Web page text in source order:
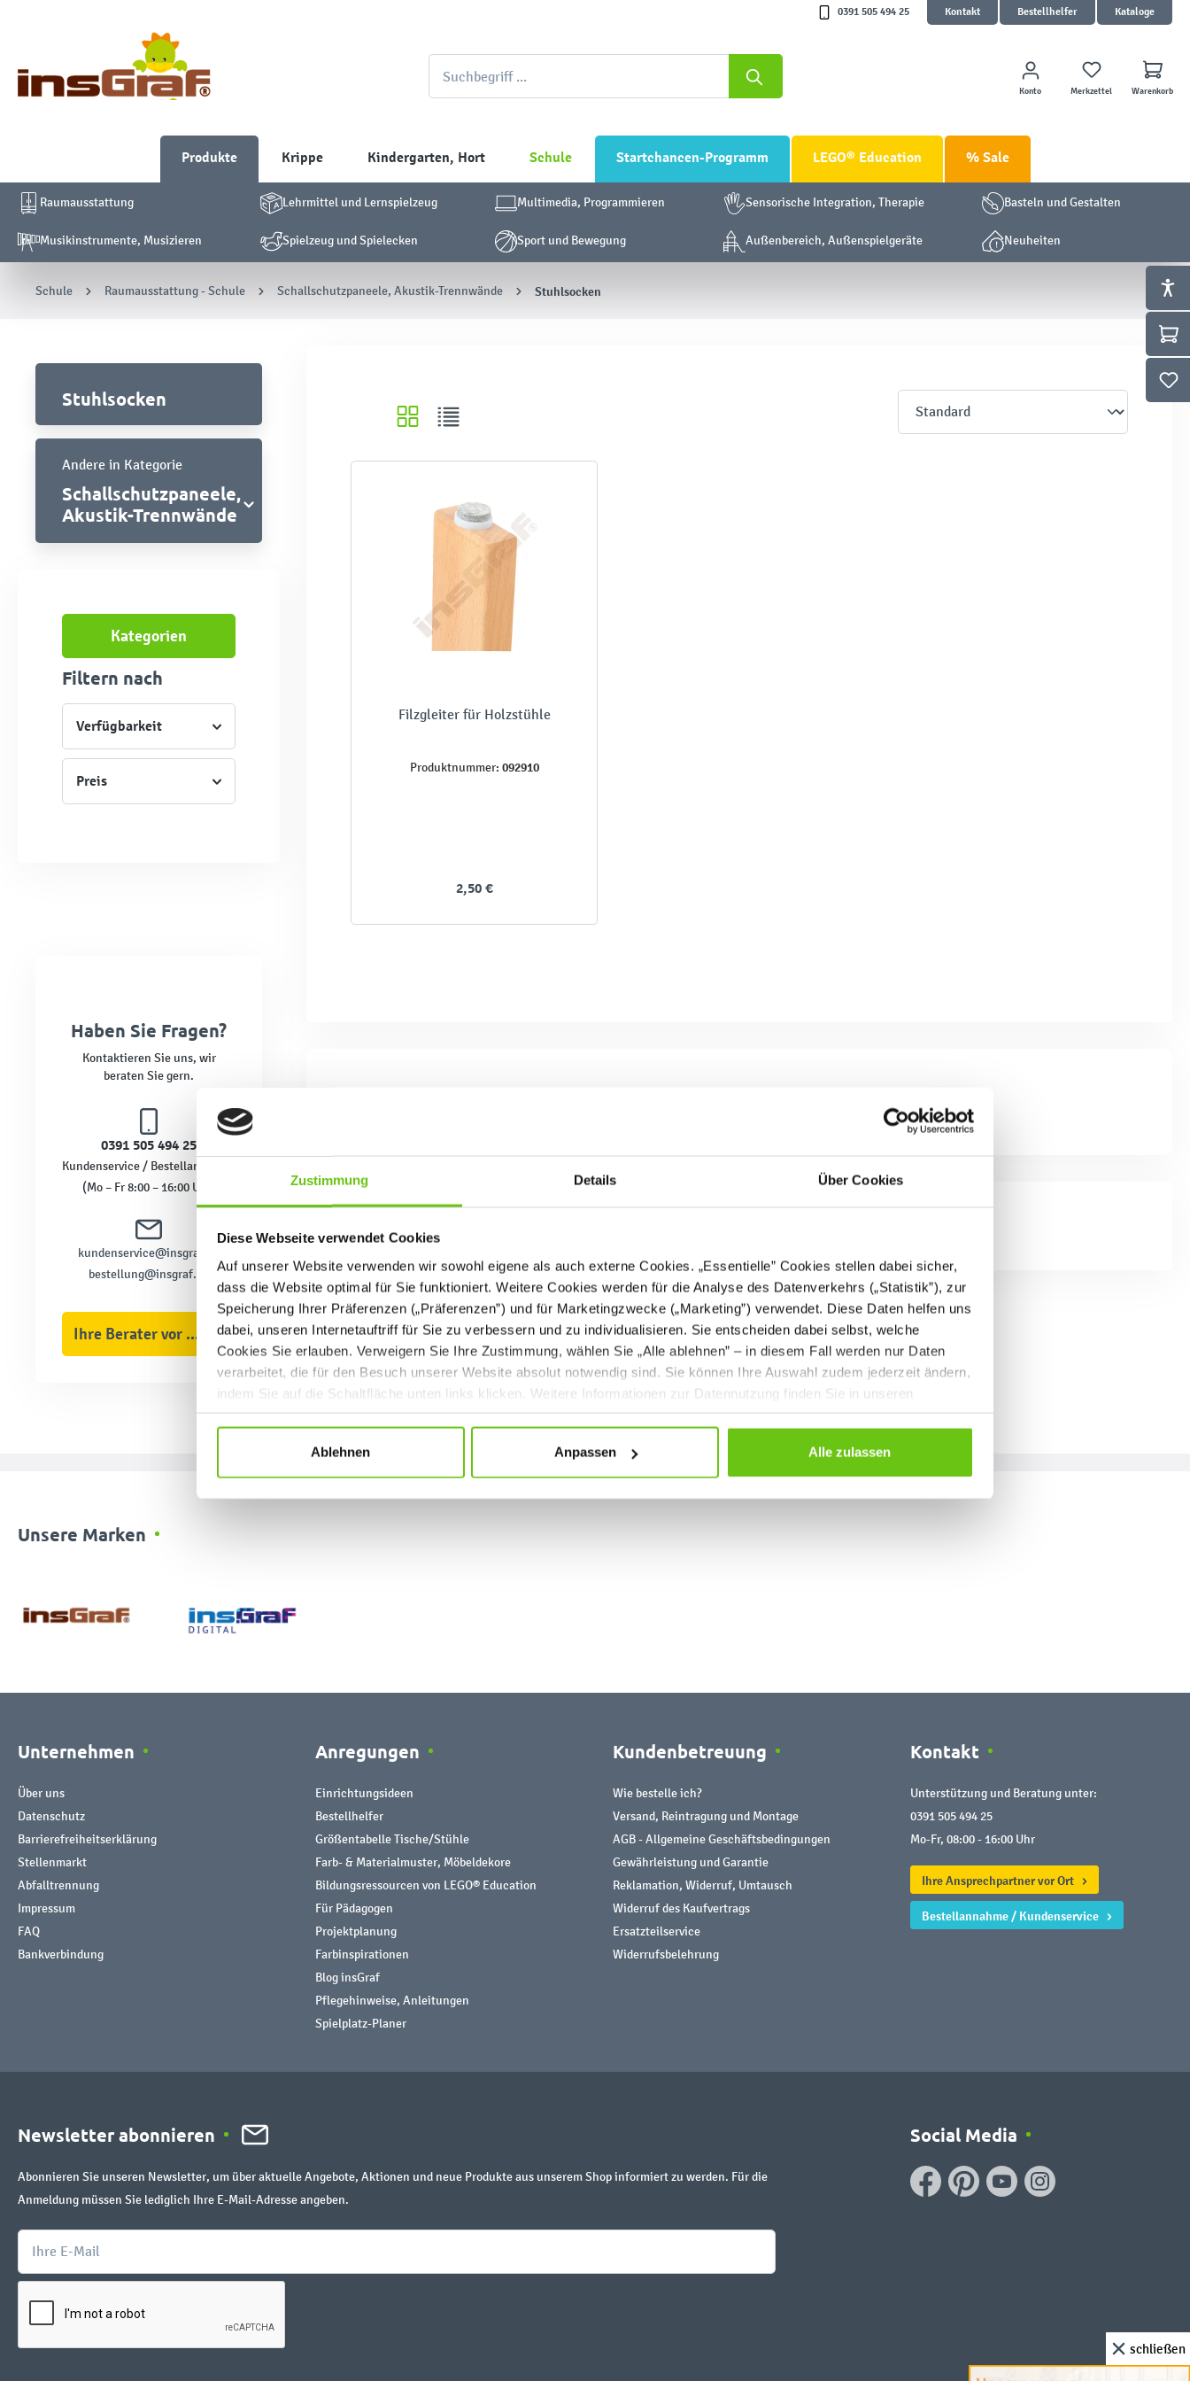
Zustimmung Details Über Cookies
Diese Webseite verwendet Cookies
Auf unserer Website verwenden wir sowohl eigene als auch externe Cookies. „Essentielle” Cookies stellen dabei sicher,
dass die Website optimal für Sie funktioniert. Weitere Cookies werden für die Analyse des Datenverkehrs („Statistik”), zur
Speicherung Ihrer Präferenzen („Präferenzen”) und für Marketingzwecke („Marketing”) verwendet. Diese Daten helfen uns
dabei, unseren Internetauftriff für Sie zu verbessern und zu individualisieren. Sie entscheiden dabei selbst, welche
Cookies Sie erlauben. Verweigern Sie Ihre Zustimmung, wählen Sie „Alle ablehnen” – in diesem Fall werden nur Daten
verarbeitet, die für den Besuch unserer Website absolut notwendig sind. Sie können Ihre Auswahl zudem jederzeit ändern,
indem Sie auf die Schaltfläche unten links klicken. Weitere Informationen zur Datennutzung finden Sie in unseren
Datenschutzrichtlinien.
Ablehnen Anpassen Alle zulassen
0391 505 494 25 Kontakt Bestellhelfer Kataloge
Konto Merkzettel Warenkorb
Produkte Krippe Kindergarten, Hort Schule Startchancen-Programm LEGO® Education % Sale
Raumausstattung Lehrmittel und Lernspielzeug Multimedia, Programmieren Sensorische Integration, Therapie Basteln und Gestalten
Musikinstrumente, Musizieren Spielzeug und Spielecken Sport und Bewegung Außenbereich, Außenspielgeräte Neuheiten
Schule Raumausstattung - Schule Schallschutzpaneele, Akustik-Trennwände Stuhlsocken
Stuhlsocken
Andere in Kategorie
Schallschutzpaneele,
Akustik-Trennwände
Kategorien
Filtern nach
Verfügbarkeit
Preis
Haben Sie Fragen?
Kontaktieren Sie uns, wir
beraten Sie gern.
0391 505 494 25
Kundenservice / Bestellannahme
(Mo – Fr 8:00 – 16:00 Uhr)
kundenservice@insgraf.de
bestellung@insgraf.de
Ihre Berater vor Ort
Filzgleiter für Holzstühle
Produktnummer: 092910
2,50 €
Unsere Marken
Unternehmen
Über uns
Datenschutz
Barrierefreiheitserklärung
Stellenmarkt
Abfalltrennung
Impressum
FAQ
Bankverbindung
Anregungen
Einrichtungsideen
Bestellhelfer
Größentabelle Tische/Stühle
Farb- & Materialmuster, Möbeldekore
Bildungsressourcen von LEGO® Education
Für Pädagogen
Projektplanung
Farbinspirationen
Blog insGraf
Pflegehinweise, Anleitungen
Spielplatz-Planer
Kundenbetreuung
Wie bestelle ich?
Versand, Reintragung und Montage
AGB - Allgemeine Geschäftsbedingungen
Gewährleistung und Garantie
Reklamation, Widerruf, Umtausch
Widerruf des Kaufvertrags
Ersatzteilservice
Widerrufsbelehrung
Kontakt
Unterstützung und Beratung unter:
0391 505 494 25
Mo-Fr, 08:00 - 16:00 Uhr
Ihre Ansprechpartner vor Ort
Bestellannahme / Kundenservice
Newsletter abonnieren
Abonnieren Sie unseren Newsletter, um über aktuelle Angebote, Aktionen und neue Produkte aus unserem Shop informiert zu werden. Für die
Anmeldung müssen Sie lediglich Ihre E-Mail-Adresse angeben.
Social Media
schließen